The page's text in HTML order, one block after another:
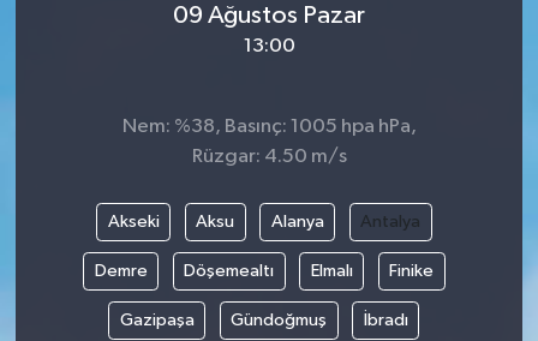
09 Ağustos Pazar
13:00
Nem: %38, Basınç: 1005 hpa hPa,
Rüzgar: 4.50 m/s
Akseki Aksu Alanya Antalya
Demre Döşemealtı Elmalı Finike
Gazipaşa Gündoğmuş İbradı